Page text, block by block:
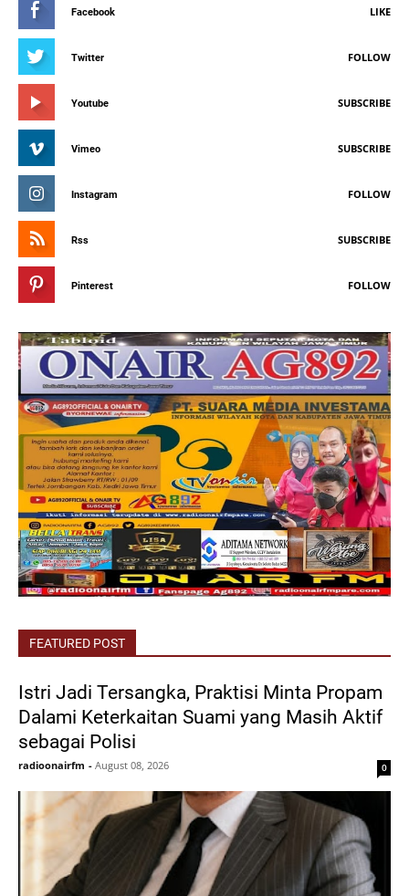
Facebook LIKE
Twitter FOLLOW
Youtube SUBSCRIBE
Vimeo SUBSCRIBE
Instagram FOLLOW
Rss SUBSCRIBE
Pinterest FOLLOW
FEATURED POST
Istri Jadi Tersangka, Praktisi Minta Propam
Dalami Keterkaitan Suami yang Masih Aktif
sebagai Polisi
radioonairfm - August 08, 2026 0